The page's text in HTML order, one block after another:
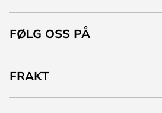
FØLG OSS PÅ
FRAKT